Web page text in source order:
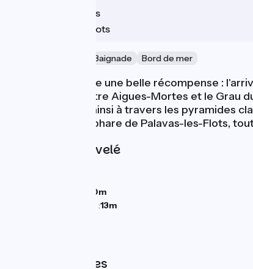
Aigues-Mortes
Palavas-les-Flots
Activité nautique & Baignade Bord de mer
Cette étape offre une belle récompense :
Rhône à Sète entre Aigues-Mortes et le Grau
ViaRhôna court ainsi à travers les pyramides
jusqu’au pied du phare de Palavas-les-Flots,
Pentes et dénivelé
0m
Point le plus élevé :13m
Types de routes